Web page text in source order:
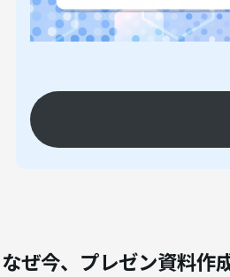
なぜ今、プレゼン資料作